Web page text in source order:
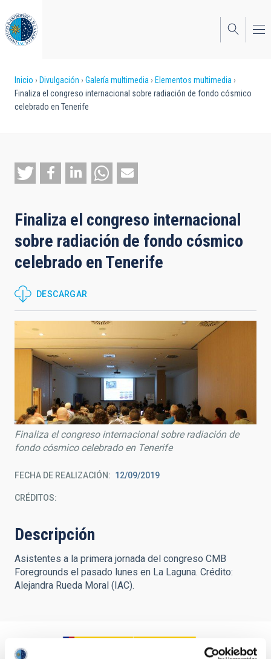
al
contenido
principal
Sobrescribir
enlaces
a
la
navegación
Inicio Divulgación Galería multimedia
Elementos multimedia
Finaliza el congreso internacional sobre radiación de fondo cósmico
celebrado en Tenerife
Finaliza el congreso internacional
sobre radiación de fondo cósmico
celebrado en Tenerife
DESCARGAR
Finaliza el congreso internacional sobre radiación de
fondo cósmico celebrado en Tenerife
FECHA DE REALIZACIÓN 12/09/2019
CRÉDITOS
Descripción
Asistentes a la primera jornada del congreso CMB
Foregrounds el pasado lunes en La Laguna. Crédito:
Alejandra Rueda Moral (IAC).